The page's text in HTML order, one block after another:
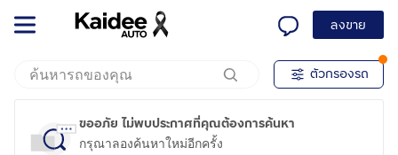
ลงขาย
ตัวกรองรถ
ขออภัย ไม่พบประกาศที่คุณต้องการค้นหา
กรุณาลองค้นหาใหม่อีกครั้ง